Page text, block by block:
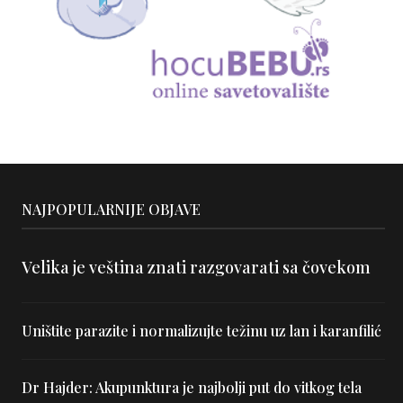
NAJPOPULARNIJE OBJAVE
Velika je veština znati razgovarati sa čovekom
Uništite parazite i normalizujte težinu uz lan i karanfilić
Dr Hajder: Akupunktura je najbolji put do vitkog tela